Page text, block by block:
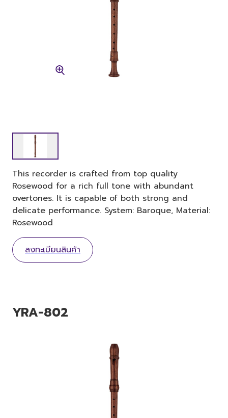
This recorder is crafted from top quality
Rosewood for a rich full tone with abundant
overtones. It is capable of both strong and
delicate performance. System: Baroque, Material:
Rosewood
ลงทะเบียนสินค้า
YRA-802